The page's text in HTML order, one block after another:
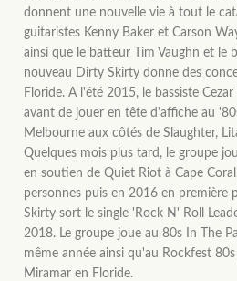
donnent une nouvelle vie à tout le
guitaristes Kenny Baker et Carson
ainsi que le batteur Tim Vaughn et le
nouveau Dirty Skirty donne des
Floride. A l'été 2015, le bassiste
avant de jouer en tête d'affiche au
Melbourne aux côtés de Slaughter,
Quelques mois plus tard, le groupe
en soutien de Quiet Riot à Cape
personnes puis en 2016 en première
Skirty sort le single 'Rock N' Roll
2018. Le groupe joue au 80s In The
même année ainsi qu'au Rockfest
Miramar en Floride.